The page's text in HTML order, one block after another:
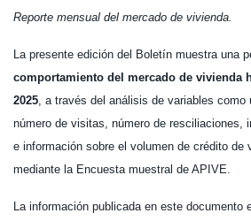
Reporte mensual del mercado de vivienda.
La presente edición del Boletín muestra una
comportamiento del mercado de vivienda
2025 , a través del análisis de variables como
número de visitas, número de resciliaciones,
e información sobre el volumen de crédito de
mediante la Encuesta muestral de APIVE.
La información publicada en este documento